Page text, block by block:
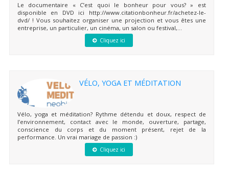
Le documentaire « C’est quoi le bonheur pour vous? » est
disponible en DVD ici http://www.citationbonheur.fr/achetez-le-
dvd/ ! Vous souhaitez organiser une projection et vous êtes une
entreprise, un particulier, un cinéma, un salon ou festival,...
Cliquez ici
VÉLO, YOGA ET MÉDITATION
Vélo, yoga et méditation? Rythme détendu et doux, respect de
l’environnement, contact avec le monde, ouverture, partage,
conscience du corps et du moment présent, rejet de la
performance. Un vrai mariage de passion :)
Cliquez ici